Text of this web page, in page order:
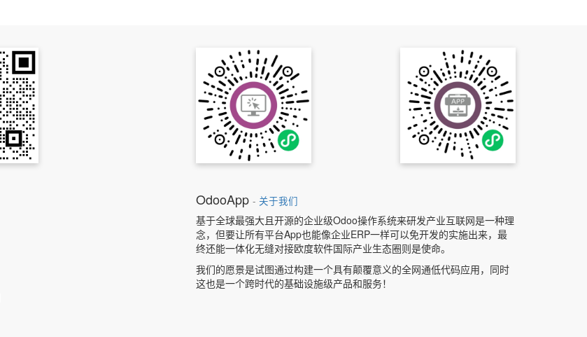
OdooApp - 关于我们
基于全球最强大且开源的企业级Odoo操作系统来研发产业互联网是一种理
念，但要让所有平台App也能像企业ERP一样可以免开发的实施出来，最
终还能一体化无缝对接欧度软件国际产业生态圈则是使命。
我们的愿景是试图通过构建一个具有颠覆意义的全网通低代码应用，同时
这也是一个跨时代的基础设施级产品和服务！